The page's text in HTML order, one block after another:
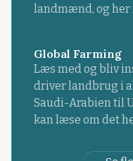
landmænd, og her
Global Farming
Læs med og bliv
driver landbrug i
Saudi-Arabien til
kan læse om det